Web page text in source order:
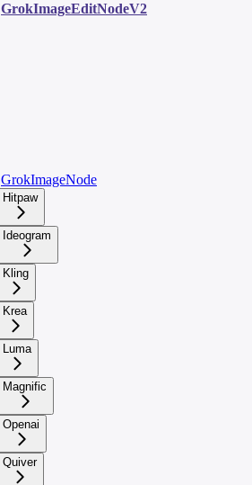
GrokImageEditNodeV2
GrokImageNode
Hitpaw
Ideogram
Kling
Krea
Luma
Magnific
Openai
Quiver